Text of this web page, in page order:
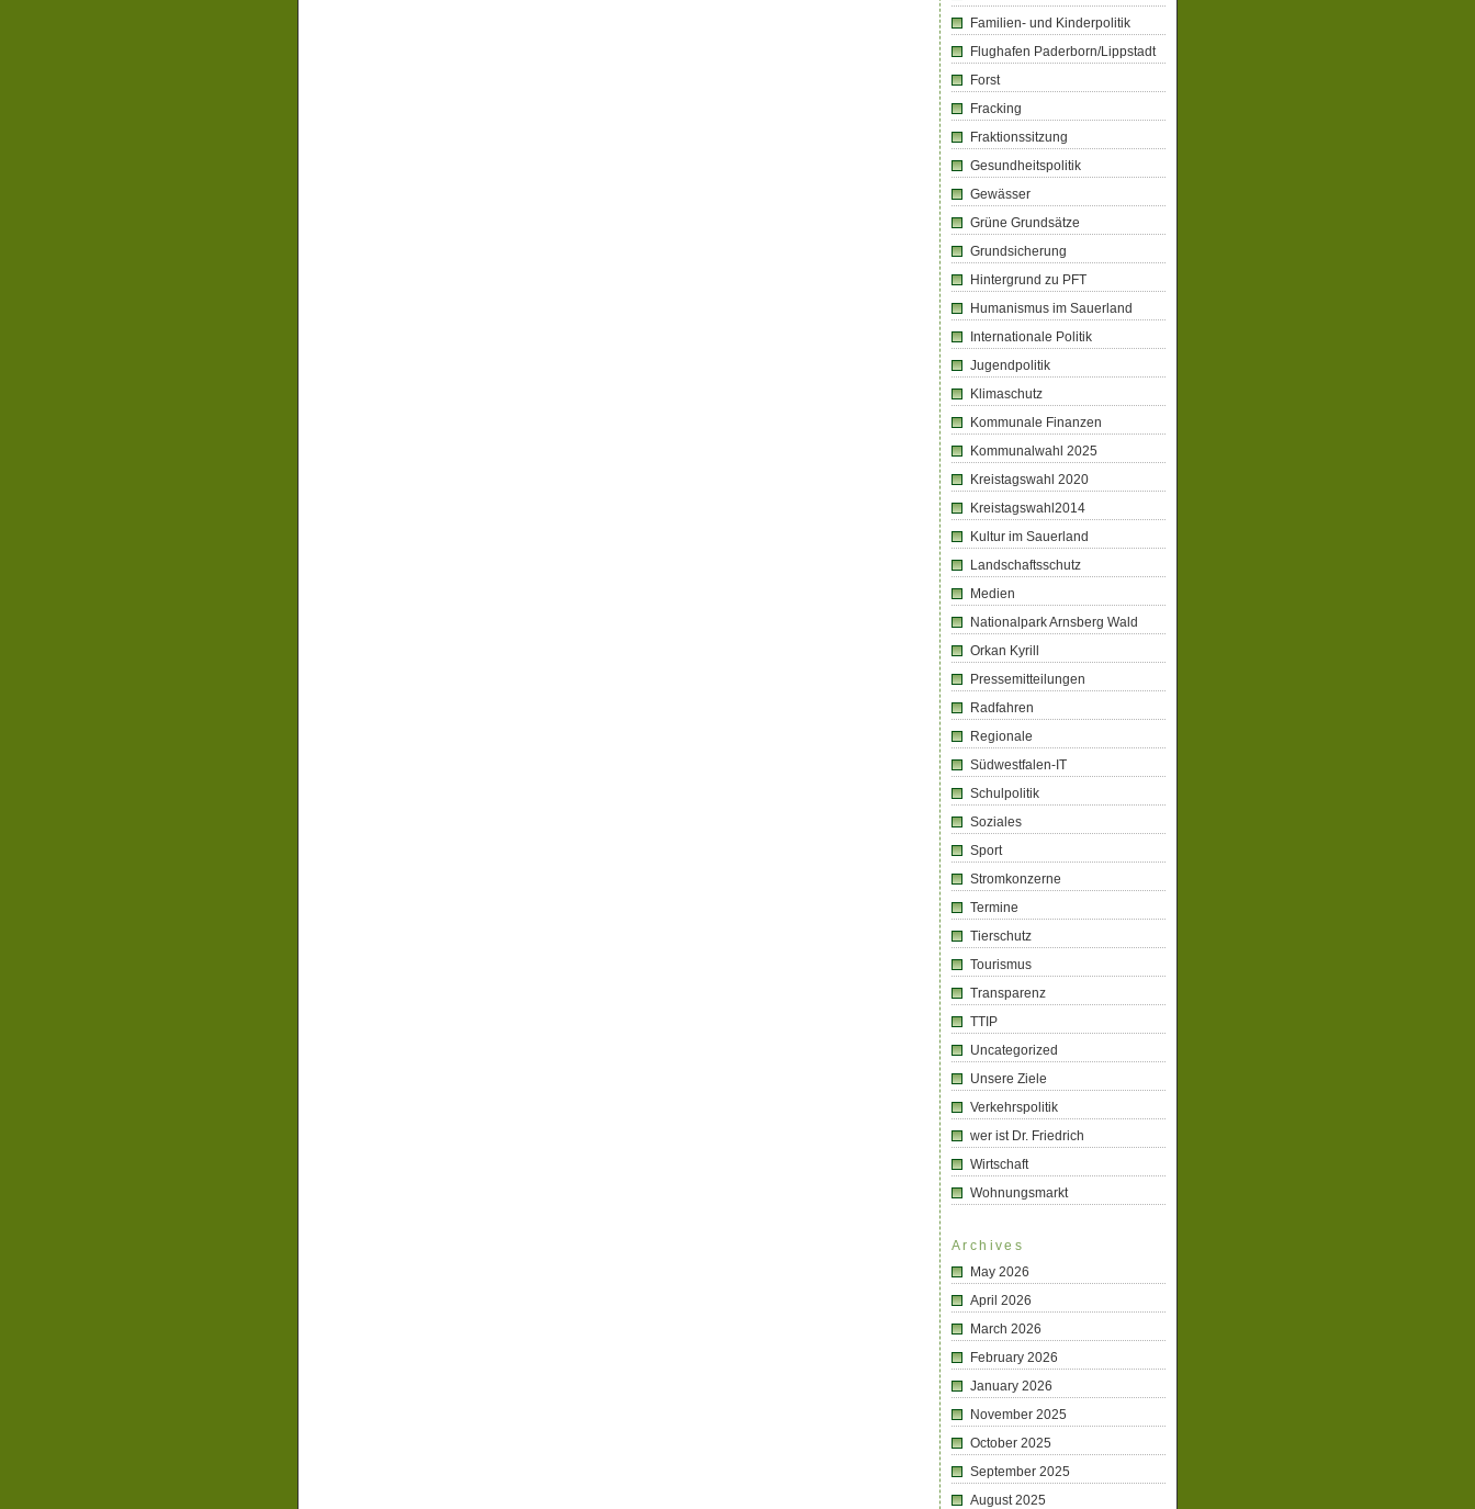
Familien- und Kinderpolitik
Flughafen Paderborn/Lippstadt
Forst
Fracking
Fraktionssitzung
Gesundheitspolitik
Gewässer
Grüne Grundsätze
Grundsicherung
Hintergrund zu PFT
Humanismus im Sauerland
Internationale Politik
Jugendpolitik
Klimaschutz
Kommunale Finanzen
Kommunalwahl 2025
Kreistagswahl 2020
Kreistagswahl2014
Kultur im Sauerland
Landschaftsschutz
Medien
Nationalpark Arnsberg Wald
Orkan Kyrill
Pressemitteilungen
Radfahren
Regionale
Südwestfalen-IT
Schulpolitik
Soziales
Sport
Stromkonzerne
Termine
Tierschutz
Tourismus
Transparenz
TTIP
Uncategorized
Unsere Ziele
Verkehrspolitik
wer ist Dr. Friedrich
Wirtschaft
Wohnungsmarkt
Archives
May 2026
April 2026
March 2026
February 2026
January 2026
November 2025
October 2025
September 2025
August 2025